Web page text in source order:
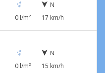
0 l/m²
N
17 km/h
0 l/m²
N
15 km/h